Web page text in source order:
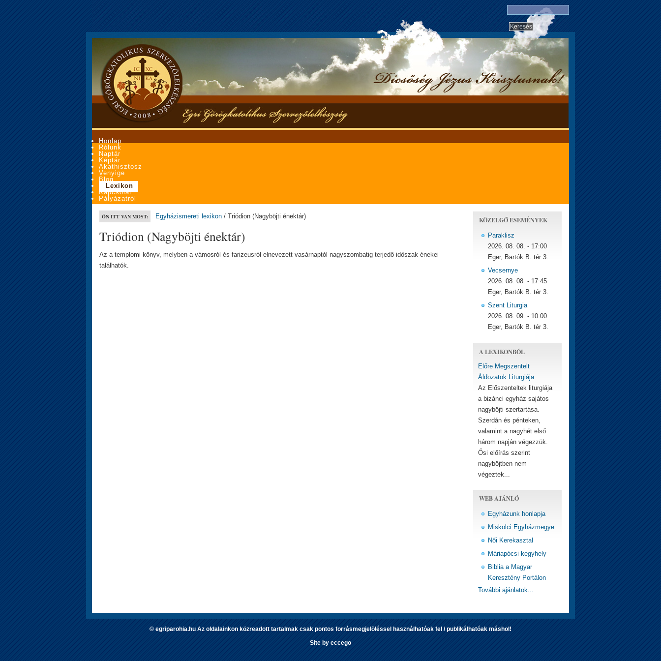
Honlap
Rólunk
Naptár
Képtár
Akathisztosz
Venyige
Blog
Lexikon
Kapcsolat
Pályázatról
ÖN ITT VAN MOST: Egyházismereti lexikon / Triódion (Nagyböjti énektár)
Triódion (Nagyböjti énektár)
Az a templomi könyv, melyben a vámosról és farizeusról elnevezett vasárnaptól nagyszombatig terjedő időszak énekei
találhatók.
KÖZELGŐ ESEMÉNYEK
Paraklisz
2026. 08. 08. - 17:00
Eger, Bartók B. tér 3.
Vecsernye
2026. 08. 08. - 17:45
Eger, Bartók B. tér 3.
Szent Liturgia
2026. 08. 09. - 10:00
Eger, Bartók B. tér 3.
A LEXIKONBÓL
Előre Megszentelt
Áldozatok Liturgiája
Az Előszenteltek liturgiája
a bizánci egyház sajátos
nagyböjti szertartása.
Szerdán és pénteken,
valamint a nagyhét első
három napján végezzük.
Ősi előírás szerint
nagyböjtben nem
végeztek...
WEB AJÁNLÓ
Egyházunk honlapja
Miskolci Egyházmegye
Női Kerekasztal
Máriapócsi kegyhely
Biblia a Magyar
Keresztény Portálon
További ajánlatok...
© egriparohia.hu Az oldalainkon közreadott tartalmak csak pontos forrásmegjelöléssel használhatóak fel / publikálhatóak máshol!
Site by eccego